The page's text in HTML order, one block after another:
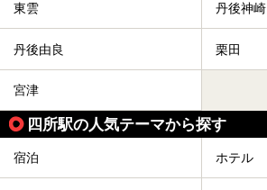
東雲 丹後神崎
丹後由良 栗田
宮津
四所駅の人気テーマから探す
宿泊 ホテル